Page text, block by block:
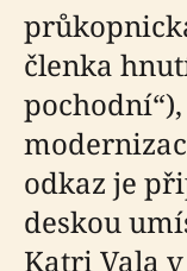
členka
odkaz je
deskou
Katri Vala